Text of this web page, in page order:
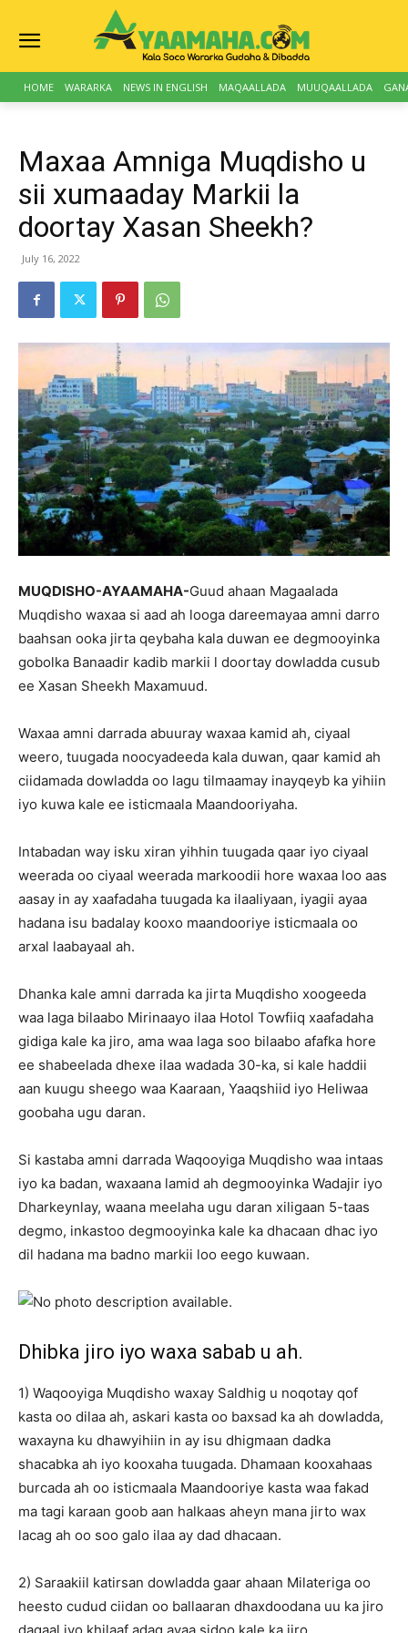
HOME WARARKA NEWS IN ENGLISH MAQAALLADA MUUQAALLADA
Maxaa Amniga Muqdisho u
sii xumaaday Markii la
doortay Xasan Sheekh?
July 16, 2022
MUQDISHO-AYAAMAHA-Guud ahaan Magaalada
Muqdisho waxaa si aad ah looga dareemayaa amni darro
baahsan ooka jirta qeybaha kala duwan ee degmooyinka
gobolka Banaadir kadib markii l doortay dowladda cusub
ee Xasan Sheekh Maxamuud.
Waxaa amni darrada abuuray waxaa kamid ah, ciyaal
weero, tuugada noocyadeeda kala duwan, qaar kamid ah
ciidamada dowladda oo lagu tilmaamay inayqeyb ka yihiin
iyo kuwa kale ee isticmaala Maandooriyaha.
Intabadan way isku xiran yihhin tuugada qaar iyo ciyaal
weerada oo ciyaal weerada markoodii hore waxaa loo aas
aasay in ay xaafadaha tuugada ka ilaaliyaan, iyagii ayaa
hadana isu badalay kooxo maandooriye isticmaala oo
arxal laabayaal ah.
Dhanka kale amni darrada ka jirta Muqdisho xoogeeda
waa laga bilaabo Mirinaayo ilaa Hotol Towfiiq xaafadaha
gidiga kale ka jiro, ama waa laga soo bilaabo afafka hore
ee shabeelada dhexe ilaa wadada 30-ka, si kale haddii
aan kuugu sheego waa Kaaraan, Yaaqshiid iyo Heliwaa
goobaha ugu daran.
Si kastaba amni darrada Waqooyiga Muqdisho waa intaas
iyo ka badan, waxaana lamid ah degmooyinka Wadajir iyo
Dharkeynlay, waana meelaha ugu daran xiligaan 5-taas
degmo, inkastoo degmooyinka kale ka dhacaan dhac iyo
dil hadana ma badno markii loo eego kuwaan.
Dhibka jiro iyo waxa sabab u ah.
1) Waqooyiga Muqdisho waxay Saldhig u noqotay qof
kasta oo dilaa ah, askari kasta oo baxsad ka ah dowladda,
waxayna ku dhawyihiin in ay isu dhigmaan dadka
shacabka ah iyo kooxaha tuugada. Dhamaan kooxahaas
burcada ah oo isticmaala Maandooriye kasta waa fakad
ma tagi karaan goob aan halkaas aheyn mana jirto wax
lacag ah oo soo galo ilaa ay dad dhacaan.
2) Saraakiil katirsan dowladda gaar ahaan Milateriga oo
heesto cudud ciidan oo ballaaran dhaxdoodana uu ka jiro